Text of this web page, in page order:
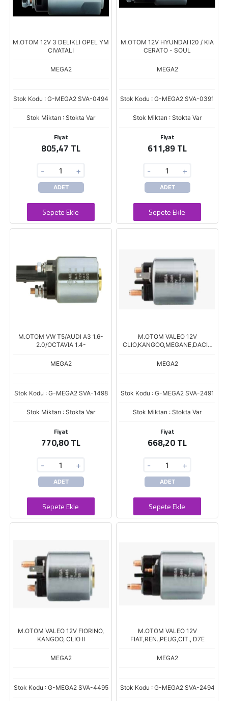
M.OTOM 12V 3 DELIKLI OPEL YM
CIVATALI
MEGA2
Stok Kodu : G-MEGA2 SVA-0494
Stok Miktarı : Stokta Var
Fiyat
805,47 TL
- +
ADET
Sepete Ekle
M.OTOM 12V HYUNDAI I20 / KIA
CERATO - SOUL
MEGA2
Stok Kodu : G-MEGA2 SVA-0391
Stok Miktarı : Stokta Var
Fiyat
611,89 TL
- +
ADET
Sepete Ekle
M.OTOM VW T5/AUDI A3 1.6-
2.0/OCTAVIA 1.4-
MEGA2
Stok Kodu : G-MEGA2 SVA-1498
Stok Miktarı : Stokta Var
Fiyat
770,80 TL
- +
ADET
Sepete Ekle
M.OTOM VALEO 12V
CLIO,KANGOO,MEGANE,DACIA
MEGA2
Stok Kodu : G-MEGA2 SVA-2491
Stok Miktarı : Stokta Var
Fiyat
668,20 TL
- +
ADET
Sepete Ekle
M.OTOM VALEO 12V FIORINO,
KANGOO, CLIO II
MEGA2
Stok Kodu : G-MEGA2 SVA-4495
M.OTOM VALEO 12V
FIAT,REN.,PEUG,CIT., D7E
MEGA2
Stok Kodu : G-MEGA2 SVA-2494